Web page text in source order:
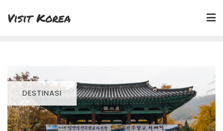
Visit Korea
DESTINASI